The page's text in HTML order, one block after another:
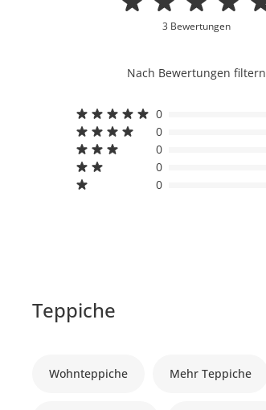
3 Bewertungen
Nach Bewertungen filtern
0
0
0
0
0
Teppiche
Wohnteppiche Mehr Teppiche